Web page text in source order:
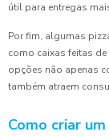
útil para entregas
Por fim, algumas
como caixas feitas
opções não apenas
também atraem
Como criar